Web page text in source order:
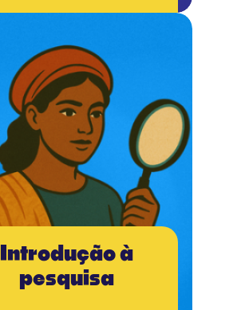
Introdução à
pesquisa